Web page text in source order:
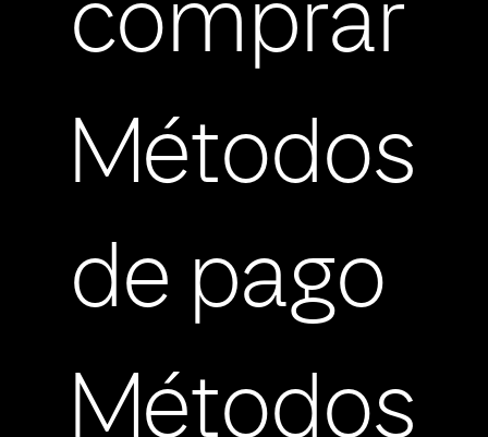
comprar
Métodos
de pago
Métodos